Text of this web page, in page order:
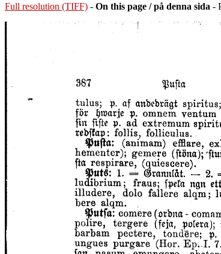
Full resolution (TIFF) - On this page / på denna sida -